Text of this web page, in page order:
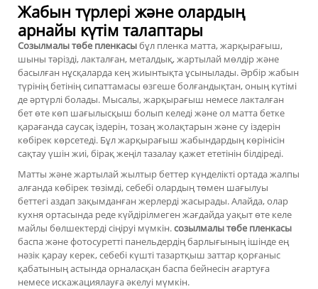
Жабын түрлері және олардың
арнайы күтім талаптары
Созылмалы төбе пленкасыбұл пленка матта, жарқырағыш,
шыны тәрізді, лакталған, металдық, жартылай мөлдір және
басылған нұсқаларда кең жиынтықта ұсынылады. Әрбір жабын
түрінің бетінің сипаттамасы өзгеше болғандықтан, оның күтімі
де әртүрлі болады. Мысалы, жарқырағыш немесе лакталған
бет өте көп шағылысқыш болып келеді және ол матта бетке
қарағанда саусақ іздерін, тозаң жолақтарын және су іздерін
көбірек көрсетеді. Бұл жарқырағыш жабындардың көрінісін
сақтау үшін жиі, бірақ жеңіл тазалау қажет ететінін білдіреді.
Матты және жартылай жылтыр беттер күнделікті ортада жалпы
алғанда көбірек төзімді, себебі олардың төмен шағылуы
беттегі аздап зақымданған жерлерді жасырады. Алайда, олар
кухня ортасында реде күйдірілмеген жағдайда уақыт өте келе
майлы бөлшектерді сіңіруі мүмкін.созылмалы төбе пленкасы
баспа және фотосуретті панельдердің барлығының ішінде ең
нәзік қарау керек, себебі күшті тазартқыш заттар қорғаныс
қабатының астында орналасқан баспа бейнесін ағартуға
немесе искажациялауға әкелуі мүмкін.